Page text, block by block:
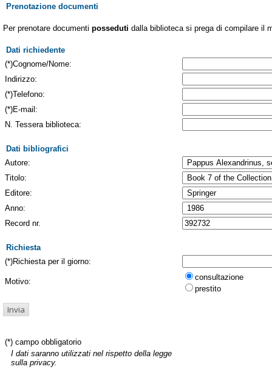
Prenotazione documenti
Per prenotare documenti posseduti dalla biblioteca si prega di compilare il
Dati richiedente
(*)Cognome/Nome:
Indirizzo:
(*)Telefono:
(*)E-mail:
N. Tessera biblioteca:
Dati bibliografici
Autore:
Titolo:
Editore:
Anno:
Record nr.
Richiesta
(*)Richiesta per il giorno:
Motivo:
consultazione
prestito
(*) campo obbligatorio
I dati saranno utilizzati nel rispetto della legge
sulla privacy.